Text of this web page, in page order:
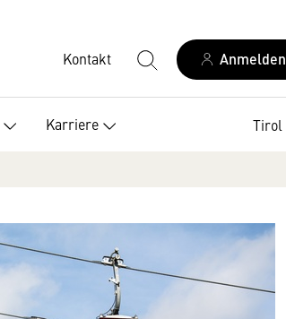
Kontakt Anmelden
Karriere Tirol